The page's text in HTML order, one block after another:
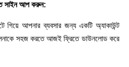
সাইন আপ করুন:
গিয়ে আপনার ব্যবসার জন্য একটি অ্যাকাউন্ট
সহজ করতে আজই ফ্রিতে ডাউনলোড করে